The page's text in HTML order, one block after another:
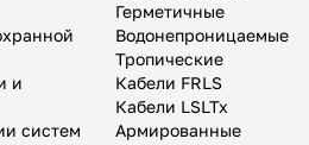
и
систем
Герметичные
Водонепроницаемые
Тропические
Кабели FRLS
Кабели LSLTx
Армированные